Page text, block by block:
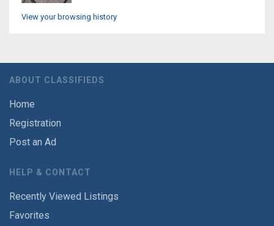
View your browsing history
ABOUT CLASSIFIEDS
Home
Registration
Post an Ad
HELP & CONTACT
Recently Viewed Listings
Favorites